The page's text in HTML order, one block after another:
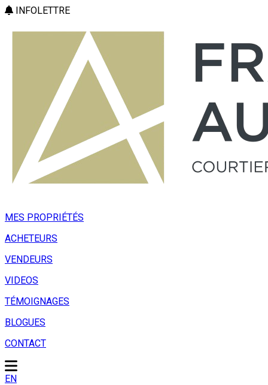
INFOLETTRE
MES PROPRIÉTÉS
ACHETEURS
VENDEURS
VIDEOS
TÉMOIGNAGES
BLOGUES
CONTACT
EN